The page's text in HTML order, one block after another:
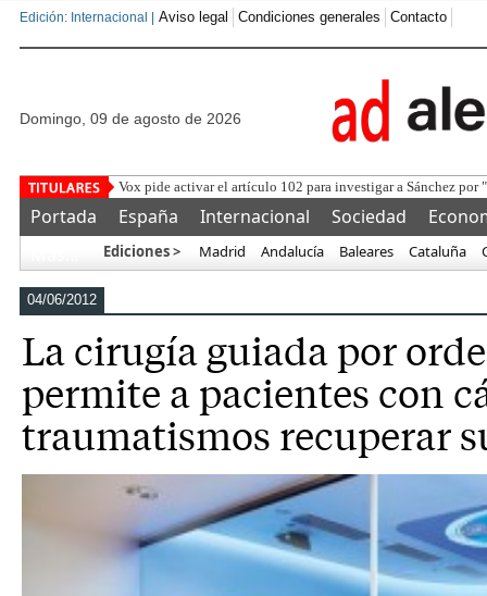
Edición: Internacional | Aviso legal Condiciones generales Contacto
domingo, 09 de agosto de 2026
Las chanclas de
Portada España Internacional Sociedad
Ediciones > Madrid Andalucía Baleares Cataluña
04/06/2012
La cirugía guiada por
permite a pacientes con
traumatismos recuperar